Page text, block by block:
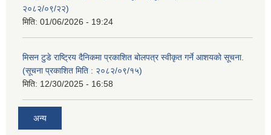
२०८२/०९/२२)
मिति: 01/06/2026 - 19:24
मिसन टुडे राष्ट्रिय दैनिकमा प्रकाशित बोलपत्र स्वीकृत गर्ने आशयको सूचना.
(सूचना प्रकाशित मिति : २०८२/०९/१५)
मिति: 12/30/2025 - 16:58
अन्य